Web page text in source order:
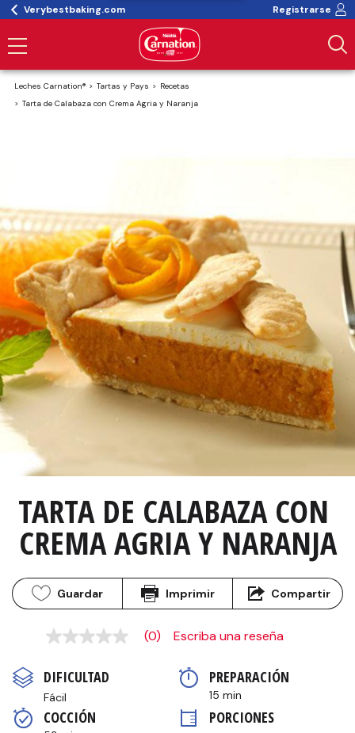
Verybestbaking.com Registrarse
Leches Carnation® Tartas y Pays
Recetas
Tarta de Calabaza con Crema Agria y Naranja
TARTA DE CALABAZA CON
CREMA AGRIA Y NARANJA
Guardar Imprimir Compartir
Sin
en
la
misma
página.
(0) Escriba una reseña
DIFICULTAD
Fácil
PREPARACIÓN
15 min
COCCIÓN PORCIONES